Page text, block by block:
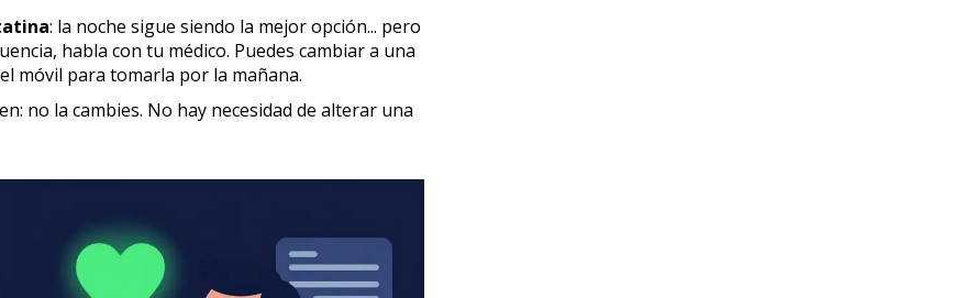
: la noche sigue siendo la mejor opción... pero
habla con tu médico. Puedes cambiar a una
móvil para tomarla por la mañana.
no la cambies. No hay necesidad de alterar una